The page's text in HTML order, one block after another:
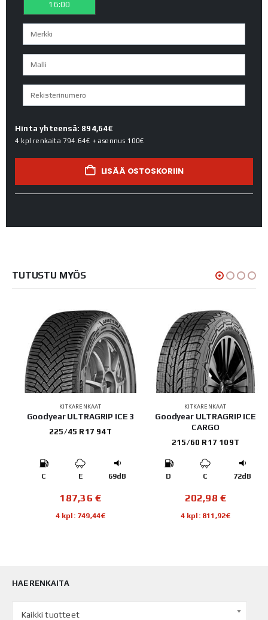
16:00
Hinta yhteensä: 894,64€
4 kpl renkaita 794.64€ + asennus 100€
LISÄÄ OSTOSKORIIN
TUTUSTU MYÖS
KITKARENKAAT
Goodyear ULTRAGRIP ICE 3
225/45 R17 94T
C E 69dB
187,36€
4 kpl: 749,44€
KITKARENKAAT
Goodyear ULTRAGRIP ICE
CARGO
215/60 R17 109T
D C 72dB
202,98€
4 kpl: 811,92€
HAE RENKAITA
Kaikki tuotteet